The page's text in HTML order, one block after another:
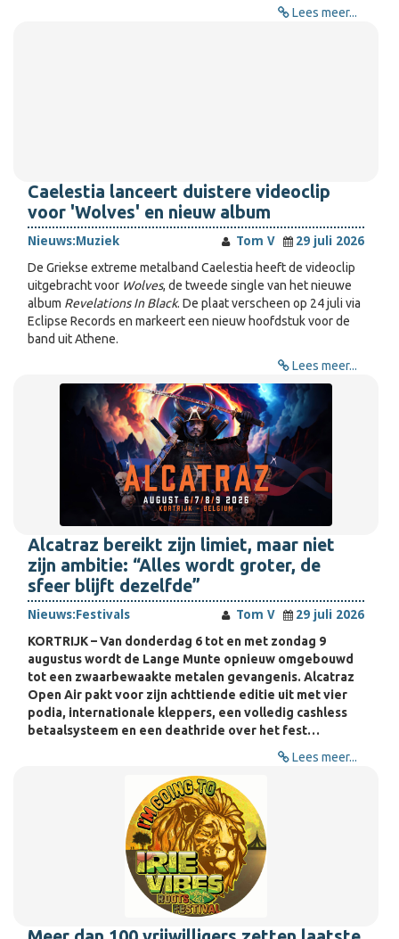
Lees meer...
Caelestia lanceert duistere videoclip
voor 'Wolves' en nieuw album
Nieuws:Muziek Tom V
29 juli 2026
De Griekse extreme metalband Caelestia heeft de videoclip
uitgebracht voor Wolves, de tweede single van het nieuwe
album Revelations In Black. De plaat verscheen op 24 juli via
Eclipse Records en markeert een nieuw hoofdstuk voor de
band uit Athene.
Lees meer...
Alcatraz bereikt zijn limiet, maar niet
zijn ambitie: “Alles wordt groter, de
sfeer blijft dezelfde”
Nieuws:Festivals Tom V
29 juli 2026
KORTRIJK – Van donderdag 6 tot en met zondag 9
augustus wordt de Lange Munte opnieuw omgebouwd
tot een zwaarbewaakte metalen gevangenis. Alcatraz
Open Air pakt voor zijn achttiende editie uit met vier
podia, internationale kleppers, een volledig cashless
betaalsysteem en een deathride over het fest…
Lees meer...